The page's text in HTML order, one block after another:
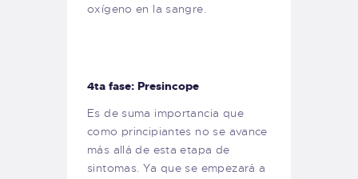
oxígeno en la sangre.
4ta fase: Presincope
Es de suma importancia que
como principiantes no se avance
más allá de esta etapa de
sintomas. Ya que se empezará a